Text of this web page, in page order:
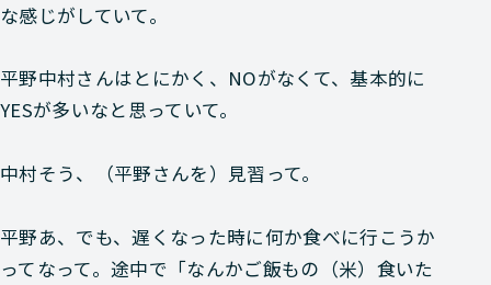
な感じがしていて。
平野中村さんはとにかく、NOがなくて、基本的に
YESが多いなと思っていて。
中村そう、（平野さんを）見習って。
平野あ、でも、遅くなった時に何か食べに行こうか
ってなって。途中で「なんかご飯もの（米）食いた